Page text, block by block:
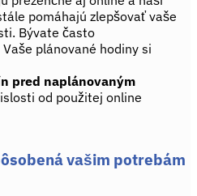
pomáhajú zlepšovať vaše
Bývate často
plánované hodiny si
pred naplánovaným
od použitej online
vašim potrebám